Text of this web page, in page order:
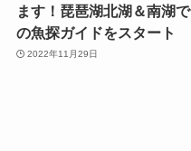
ます！琵琶湖北湖＆南湖で
の魚探ガイドをスタート
2022年11月29日